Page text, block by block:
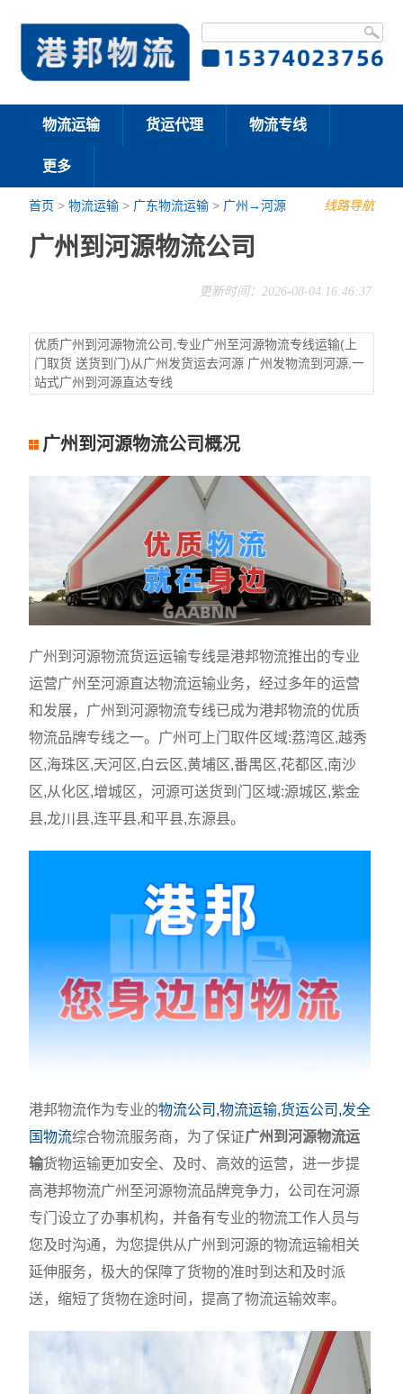
物流运输 货运代理 物流专线
更多
线路导航
首页 >物流运输 > 广东物流运输 > 广州→河源
广州到河源物流公司
更新时间：2026-08-04 16:46:37
优质广州到河源物流公司,专业广州至河源物流专线运输(上
门取货 送货到门)从广州发货运去河源 广州发物流到河源,一
站式广州到河源直达专线
广州到河源物流公司概况
广州到河源物流货运运输专线是港邦物流推出的专业
运营广州至河源直达物流运输业务，经过多年的运营
和发展，广州到河源物流专线已成为港邦物流的优质
物流品牌专线之一。广州可上门取件区域:荔湾区,越秀
区,海珠区,天河区,白云区,黄埔区,番禺区,花都区,南沙
区,从化区,增城区，河源可送货到门区域:源城区,紫金
县,龙川县,连平县,和平县,东源县。
港邦物流作为专业的物流公司,物流运输,货运公司,发全
国物流综合物流服务商，为了保证广州到河源物流运
输货物运输更加安全、及时、高效的运营，进一步提
高港邦物流广州至河源物流品牌竞争力，公司在河源
专门设立了办事机构，并备有专业的物流工作人员与
您及时沟通，为您提供从广州到河源的物流运输相关
延伸服务，极大的保障了货物的准时到达和及时派
送，缩短了货物在途时间，提高了物流运输效率。